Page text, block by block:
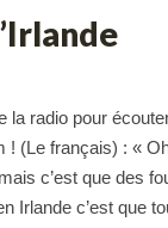
radio pour
(Le français) : «
c’est que des
Irlande c’est que